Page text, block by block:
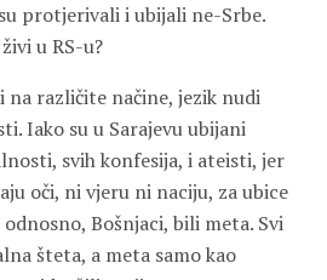
protjerivali i ubijali ne-Srbe.
u RS-u?
na različite načine, jezik nudi
Iako su u Sarajevu ubijani
svih konfesija, i ateisti, jer
oči, ni vjeru ni naciju, za ubice
Bošnjaci, bili meta. Svi
šteta, a meta samo kao